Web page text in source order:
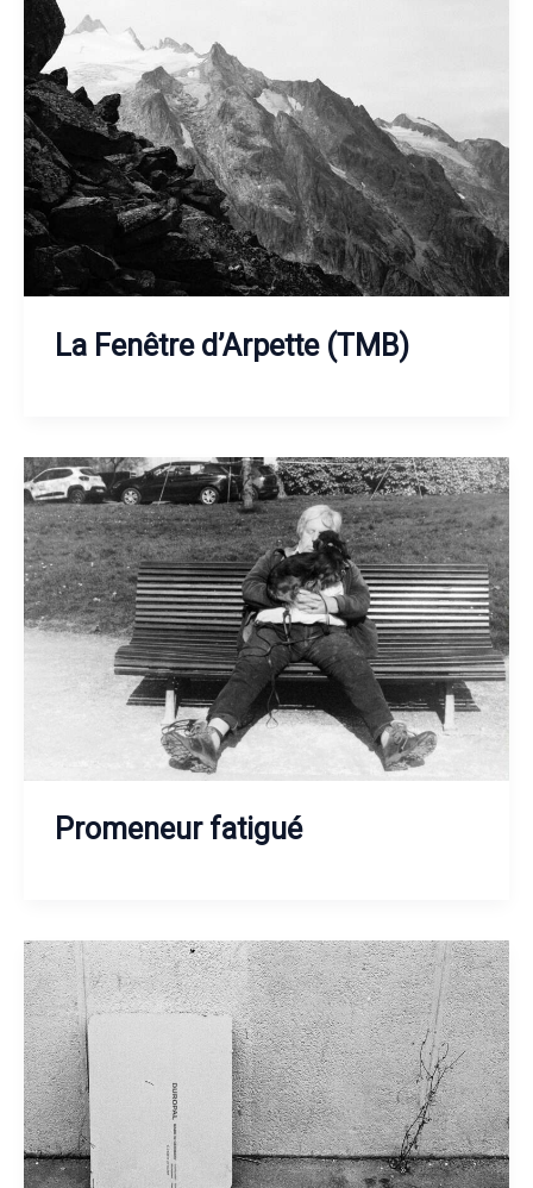
La Fenêtre d’Arpette (TMB)
Promeneur fatigué